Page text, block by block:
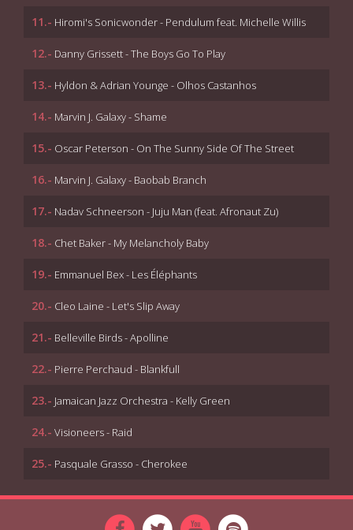
11.- Hiromi's Sonicwonder - Pendulum feat. Michelle Willis
12.- Danny Grissett - The Boys Go To Play
13.- Hyldon & Adrian Younge - Olhos Castanhos
14.- Marvin J. Galaxy - Shame
15.- Oscar Peterson - On The Sunny Side Of The Street
16.- Marvin J. Galaxy - Baobab Branch
17.- Nadav Schneerson - Juju Man (feat. Afronaut Zu)
18.- Chet Baker - My Melancholy Baby
19.- Emmanuel Bex - Les Éléphants
20.- Cleo Laine - Let's Slip Away
21.- Belleville Birds - Apolline
22.- Pierre Perchaud - Blankfull
23.- Jamaican Jazz Orchestra - Kelly Green
24.- Visioneers - Raid
25.- Pasquale Grasso - Cherokee